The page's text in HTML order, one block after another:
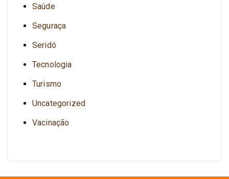
Saúde
Seguraça
Seridó
Tecnologia
Turismo
Uncategorized
Vacinação